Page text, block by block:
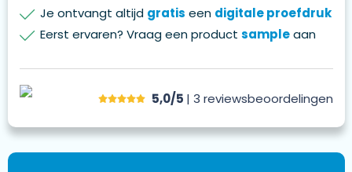
Je ontvangt altijd gratis een digitale proefdruk
Eerst ervaren? Vraag een product sampleaan
5,0/5 | 3 reviewsbeoordelingen